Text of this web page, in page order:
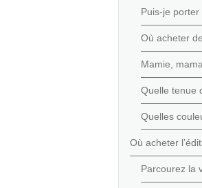
Puis-je
Où acheter
Mamie,
Quelle tenue
Quelles
Où acheter
Parcourez la